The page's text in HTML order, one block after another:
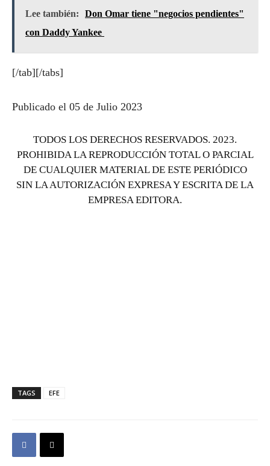
Lee también:
Don Omar tiene "negocios pendientes"
con Daddy Yankee
[/tab][/tabs]
Publicado el 05 de Julio 2023
TODOS LOS DERECHOS RESERVADOS. 2023.
PROHIBIDA LA REPRODUCCIÓN TOTAL O PARCIAL
DE CUALQUIER MATERIAL DE ESTE PERIÓDICO
SIN LA AUTORIZACIÓN EXPRESA Y ESCRITA DE LA
EMPRESA EDITORA.
TAGS EFE